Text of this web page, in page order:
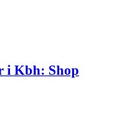
i Kbh: Shop